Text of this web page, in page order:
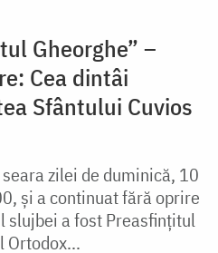
Gheorghe” –
Cea dintâi
Sfântului Cuvios
zilei de duminică, 10
și a continuat fără oprire
slujbei a fost Preasfințitul
Ortodox...